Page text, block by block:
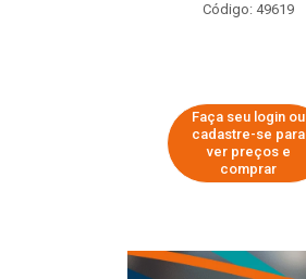
Código: 49619
Faça seu login ou
cadastre-se para
ver preços e
comprar